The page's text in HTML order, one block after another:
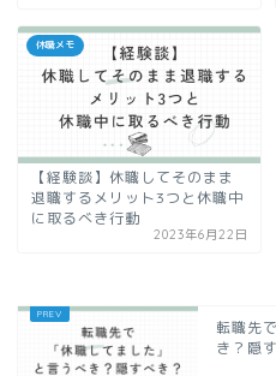
休職メモ
【経験談】休職してそのまま
退職するメリット3つと休職中
に取るべき行動
2023年6月22日
転職先
き？隠